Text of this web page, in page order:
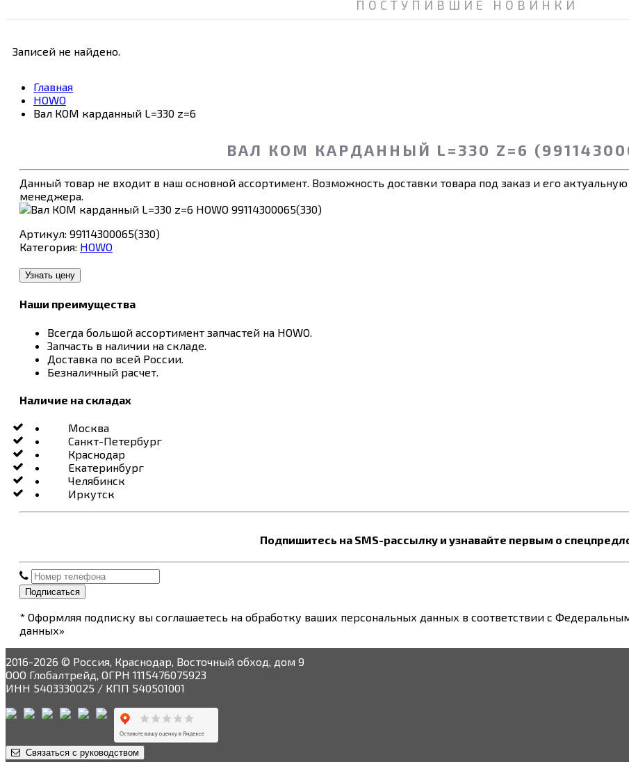
ПОСТУПИВШИЕ НОВИНКИ
Записей не найдено.
Главная
HOWO
Вал КОМ карданный L=330 z=6
ВАЛ КОМ КАРДАННЫЙ L=330 Z=6
Данный товар не входит в наш основной ассортимент. Возможность доставки товара под заказ и его
менеджера.
Артикул: 99114300065(330)
Категория: HOWO
Узнать цену
Наши преимущества
Всегда большой ассортимент запчастей на HOWO.
Запчасть в наличии на складе.
Доставка по всей России.
Безналичный расчет.
Наличие на складах
Москва
Санкт-Петербург
Краснодар
Екатеринбург
Челябинск
Иркутск
Подпишитесь на SMS-рассылку и узнавайте первым о
Подписаться
* Оформляя подписку вы соглашаетесь на обработку ваших персональных данных в соответствии с
данных»
2016-2026 © Россия, Краснодар, Восточный обход, дом 9
ООО Глобалтрейд, ОГРН 1115476075923
ИНН 5403330025 / КПП 540501001
Связаться с руководством